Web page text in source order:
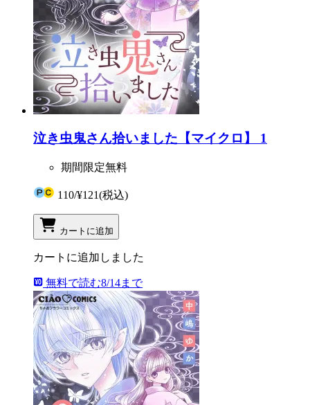
泣き虫鬼さん拾いました【マイクロ】 1
期間限定無料
110/¥121(税込)
カートに追加
カートに追加しました
無料で読む8/14まで